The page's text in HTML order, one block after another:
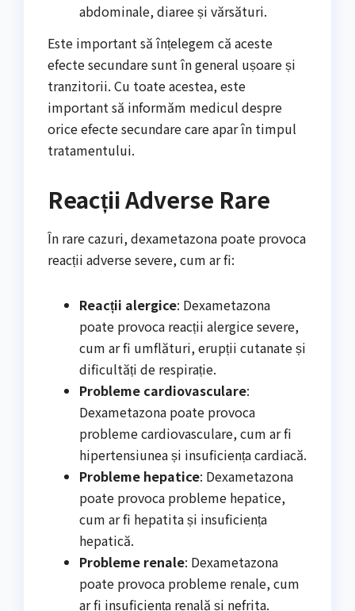
abdominale, diaree și vărsături.
Este important să înțelegem că aceste
efecte secundare sunt în general ușoare și
tranzitorii. Cu toate acestea, este
important să informăm medicul despre
orice efecte secundare care apar în timpul
tratamentului.
Reacții Adverse Rare
În rare cazuri, dexametazona poate provoca
reacții adverse severe, cum ar fi:
Reacții alergice: Dexametazona
poate provoca reacții alergice severe,
cum ar fi umflături, erupții cutanate și
dificultăți de respirație.
Probleme cardiovasculare:
Dexametazona poate provoca
probleme cardiovasculare, cum ar fi
hipertensiunea și insuficiența cardiacă.
Probleme hepatice: Dexametazona
poate provoca probleme hepatice,
cum ar fi hepatita și insuficiența
hepatică.
Probleme renale: Dexametazona
poate provoca probleme renale, cum
ar fi insuficiența renală și nefrita.